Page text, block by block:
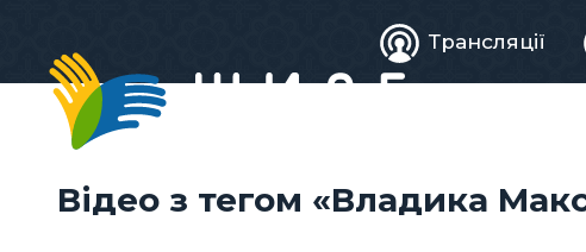
Живе
телебачення
Трансляції
Відео з тегом «Владика